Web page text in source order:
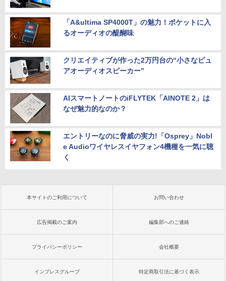
「A&ultima SP4000T」の魅力！ポケットに入
るオーディオの醍醐味
クリエイティブが作った2万円台の“小さなピュ
アオーディオスピーカー”
AIスマートノートのiFLYTEK「AINOTE 2」は
なぜ魅力的なのか？
エントリーなのに脅威の実力!「Osprey」Nobl
e Audioワイヤレスイヤフォン4機種を一気に聴
く
本サイトのご利用について お問い合わせ
広告掲載のご案内 編集部へのご連絡
プライバシーポリシー 会社概要
インプレスグループ 特定商取引法に基づく表示